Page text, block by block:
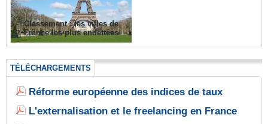
Classement : les villes de
France les plus endettées
TÉLÉCHARGEMENTS
Réforme européenne des indices de taux
L'externalisation et le freelancing en France